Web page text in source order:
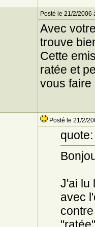
Posté le 21/2/2006
Avec
trouve
Cette
ratée et
vous faire
Posté le 21/2/
quote:
J'ai lu
avec